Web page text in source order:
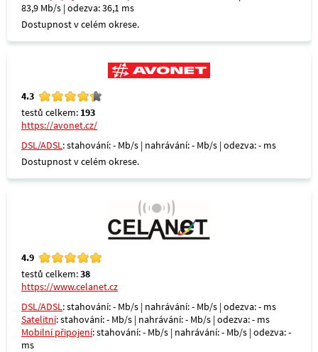
83,9 Mb/s | odezva: 36,1 ms
Dostupnost v celém okrese.
4.3
testů celkem: 193
https://avonet.cz/
DSL/ADSL: stahování: - Mb/s | nahrávání: - Mb/s | odezva: - ms
Dostupnost v celém okrese.
4.9
testů celkem:38
https://www.celanet.cz
DSL/ADSL: stahování: - Mb/s | nahrávání: - Mb/s | odezva: - ms
Satelitní: stahování: - Mb/s | nahrávání: - Mb/s | odezva: - ms
Mobilní připojení: stahování: - Mb/s | nahrávání: - Mb/s | odezva: -
ms